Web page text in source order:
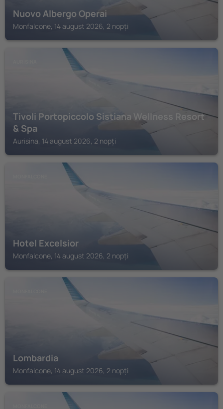
Nuovo Albergo Operai
Monfalcone, 14 august 2026, 2 nopți
Tivoli Portopiccolo Sistiana Wellness Resort
& Spa
Aurisina, 14 august 2026, 2 nopți
Hotel Excelsior
Monfalcone, 14 august 2026, 2 nopți
Lombardia
Monfalcone, 14 august 2026, 2 nopți